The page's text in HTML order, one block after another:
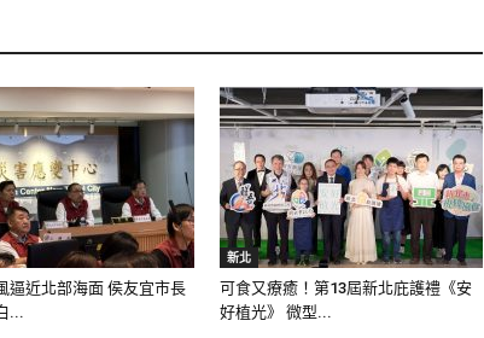
逼近北部海面 侯友宜市長
...
新北
可食又療癒！第13屆新北庇護禮《安
好植光》 微型...